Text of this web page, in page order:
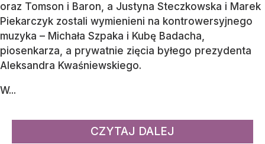
oraz Tomson i Baron, a Justyna Steczkowska i Marek
Piekarczyk zostali wymienieni na kontrowersyjnego
muzyka – Michała Szpaka i Kubę Badacha,
piosenkarza, a prywatnie zięcia byłego prezydenta
Aleksandra Kwaśniewskiego.
W...
CZYTAJ DALEJ